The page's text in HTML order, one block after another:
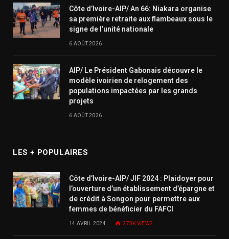
Côte d’Ivoire-AIP/ An 66: Niakara organise
sa première retraite aux flambeaux sous le
signe de l’unité nationale
6 AOÛT 2026
AIP/ Le Président Gabonais découvre le
modèle ivoirien de relogement des
populations impactées par les grands
projets
6 AOÛT 2026
LES + POPULAIRES
Côte d’Ivoire-AIP/ JIF 2024 : Plaidoyer pour
l’ouverture d’un établissement d’épargne et
de crédit à Songon pour permettre aux
femmes de bénéficier du FAFCI
14 AVRIL 2024 273KVIEWS